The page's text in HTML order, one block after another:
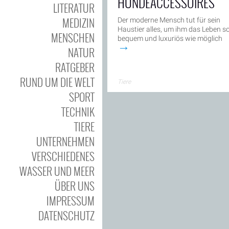
LITERATUR
MEDIZIN
MENSCHEN
NATUR
RATGEBER
RUND UM DIE WELT
SPORT
TECHNIK
TIERE
UNTERNEHMEN
VERSCHIEDENES
WASSER UND MEER
ÜBER UNS
IMPRESSUM
DATENSCHUTZ
Der moderne Mensch tut für sein
Haustier alles, um ihm das Leben
bequem und luxuriös wie möglich
→
Tiere